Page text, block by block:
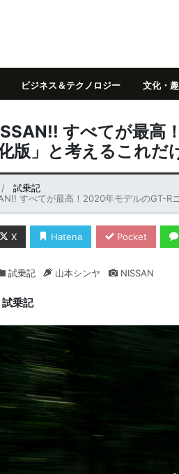
ビジネス＆テクノロジー 文化・
すべてが最高
版」と考えるこれだ
試乗記
すべてが最高！2020年モデルのGT-R
X Hatena Pocket
試乗記 山本シンヤ NISSAN
乗記